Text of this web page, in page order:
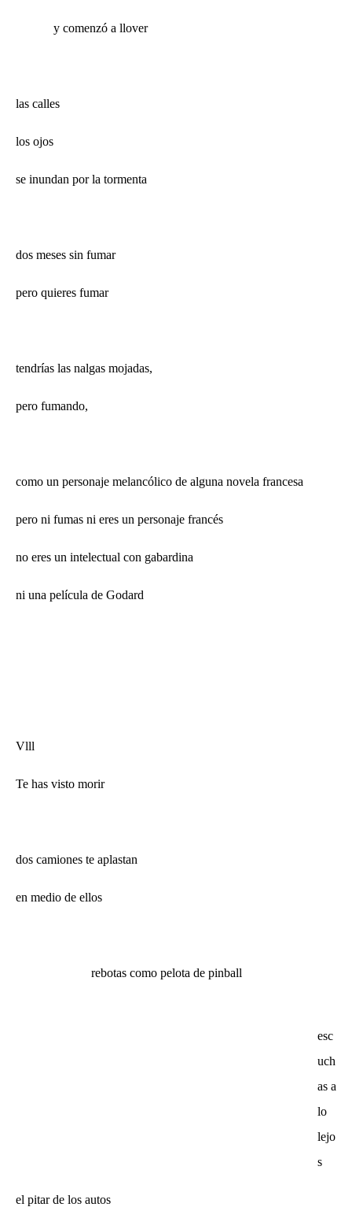
y comenzó a llover
las calles
los ojos
se inundan por la tormenta
dos meses sin fumar
pero quieres fumar
tendrías las nalgas mojadas,
pero fumando,
como un personaje melancólico de alguna novela francesa
pero ni fumas ni eres un personaje francés
no eres un intelectual con gabardina
ni una película de Godard
Vlll
Te has visto morir
dos camiones te aplastan
en medio de ellos
rebotas como pelota de pinball
esc
uch
as a
lo
lejo
s
el pitar de los autos